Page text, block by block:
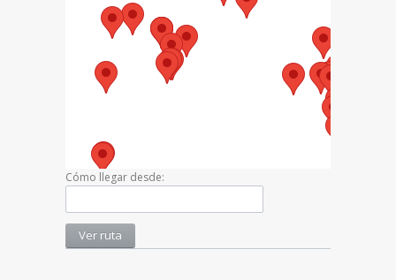
Cómo llegar desde: